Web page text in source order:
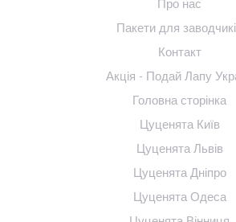
Про нас
Пакети для
Контакт
Акція - Подай Лапу
Головна сторінка
Цуценята Київ
Цуценята Львів
Цуценята Дніпро
Цуценята Одеса